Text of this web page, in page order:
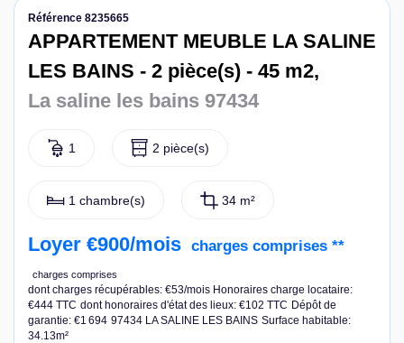
Référence 8235665
APPARTEMENT MEUBLE LA SALINE
LES BAINS - 2 pièce(s) - 45 m2,
La saline les bains 97434
1 2 pièce(s)
1 chambre(s) 34 m²
Loyer €900/mois charges comprises **
charges comprises
dont charges récupérables: €53/mois Honoraires charge locataire:
€444 TTC dont honoraires d'état des lieux: €102 TTC Dépôt de
garantie: €1 694 97434 LA SALINE LES BAINS Surface habitable:
34.13m²